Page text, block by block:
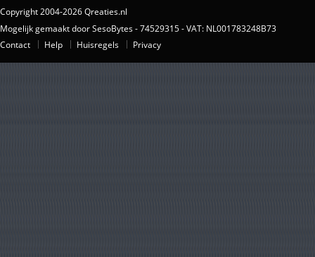
Copyright 2004-2026 Qreaties.nl
Mogelijk gemaakt door SesoBytes - 74529315 - VAT: NL001783248B73
Contact
Help Huisregels Privacy